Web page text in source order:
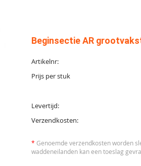
Beginsectie AR
Artikelnr:
Prijs per stuk
Levertijd:
Verzendkosten:
* Genoemde verzendkosten worden
waddeneilanden kan een toeslag